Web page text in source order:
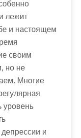
лежит
и настоящем
своим
но не
Многие
уровень
и